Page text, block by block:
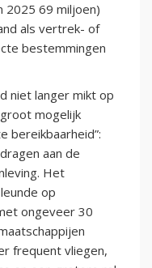
2025 69 miljoen)
als vertrek- of
bestemmingen
niet langer mikt op
mogelijk
bereikbaarheid”:
aan de
Het
op
ongeveer 30
frequent vliegen,